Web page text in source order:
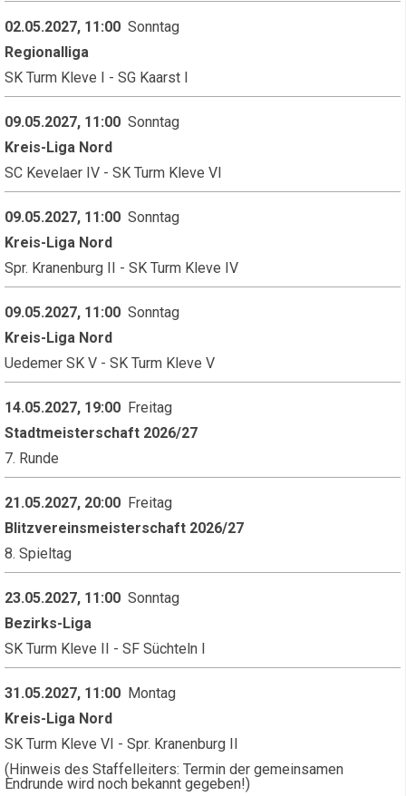
02.05.2027, 11:00 Sonntag
Regionalliga
SK Turm Kleve I - SG Kaarst I
09.05.2027, 11:00 Sonntag
Kreis-Liga Nord
SC Kevelaer IV - SK Turm Kleve VI
09.05.2027, 11:00 Sonntag
Kreis-Liga Nord
Spr. Kranenburg II - SK Turm Kleve IV
09.05.2027, 11:00 Sonntag
Kreis-Liga Nord
Uedemer SK V - SK Turm Kleve V
14.05.2027, 19:00 Freitag
Stadtmeisterschaft 2026/27
7. Runde
21.05.2027, 20:00 Freitag
Blitzvereinsmeisterschaft 2026/27
8. Spieltag
23.05.2027, 11:00 Sonntag
Bezirks-Liga
SK Turm Kleve II - SF Süchteln I
31.05.2027, 11:00 Montag
Kreis-Liga Nord
SK Turm Kleve VI - Spr. Kranenburg II
(Hinweis des Staffelleiters: Termin der gemeinsamen
Endrunde wird noch bekannt gegeben!)